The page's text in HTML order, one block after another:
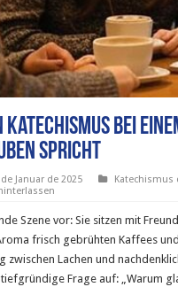
bei
spricht
Januar de 2025 Katechismus
Szene vor: Sie sitzen mit
frisch gebrühten Kaffees
zwischen Lachen und
Frage auf: „Warum